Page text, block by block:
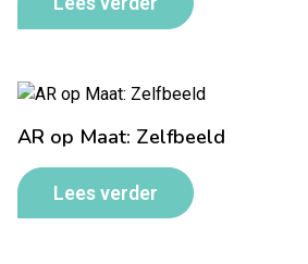
AR op Maat: Zelfbeeld
Lees verder